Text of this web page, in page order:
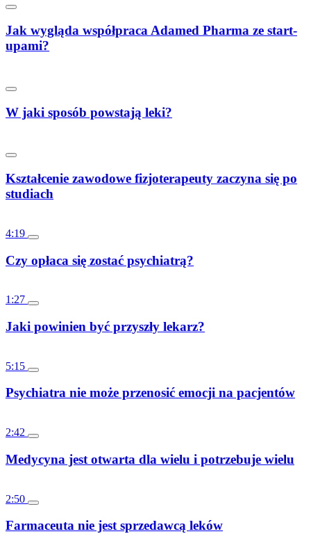
Jak wygląda współpraca Adamed Pharma ze start-
upami?
W jaki sposób powstają leki?
Kształcenie zawodowe fizjoterapeuty zaczyna się po
studiach
4:19
Czy opłaca się zostać psychiatrą?
1:27
Jaki powinien być przyszły lekarz?
5:15
Psychiatra nie może przenosić emocji na pacjentów
2:42
Medycyna jest otwarta dla wielu i potrzebuje wielu
2:50
Farmaceuta nie jest sprzedawcą leków